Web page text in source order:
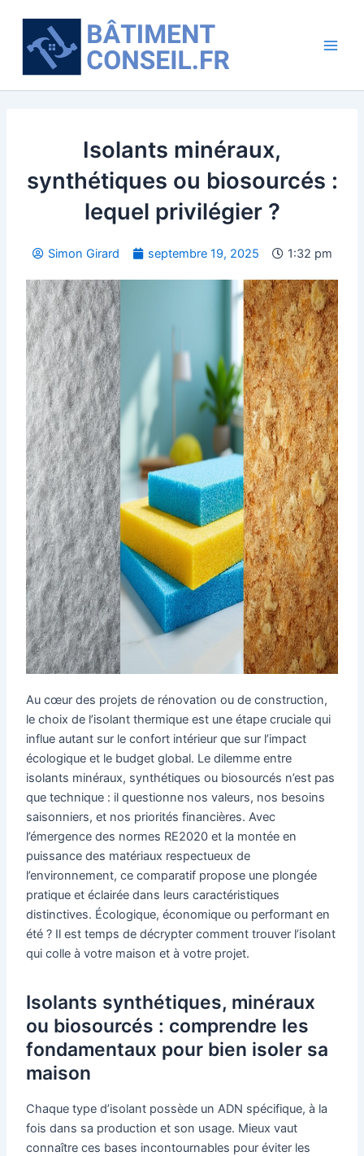
contenu
Isolants minéraux,
synthétiques ou biosourcés :
lequel privilégier ?
Simon Girard septembre 19, 2025 1:32 pm
Au cœur des projets de rénovation ou de construction,
le choix de l’isolant thermique est une étape cruciale qui
influe autant sur le confort intérieur que sur l’impact
écologique et le budget global. Le dilemme entre
isolants minéraux, synthétiques ou biosourcés n’est pas
que technique : il questionne nos valeurs, nos besoins
saisonniers, et nos priorités financières. Avec
l’émergence des normes RE2020 et la montée en
puissance des matériaux respectueux de
l’environnement, ce comparatif propose une plongée
pratique et éclairée dans leurs caractéristiques
distinctives. Écologique, économique ou performant en
été ? Il est temps de décrypter comment trouver l’isolant
qui colle à votre maison et à votre projet.
Isolants synthétiques, minéraux
ou biosourcés : comprendre les
fondamentaux pour bien isoler sa
maison
Chaque type d’isolant possède un ADN spécifique, à la
fois dans sa production et son usage. Mieux vaut
connaître ces bases incontournables pour éviter les